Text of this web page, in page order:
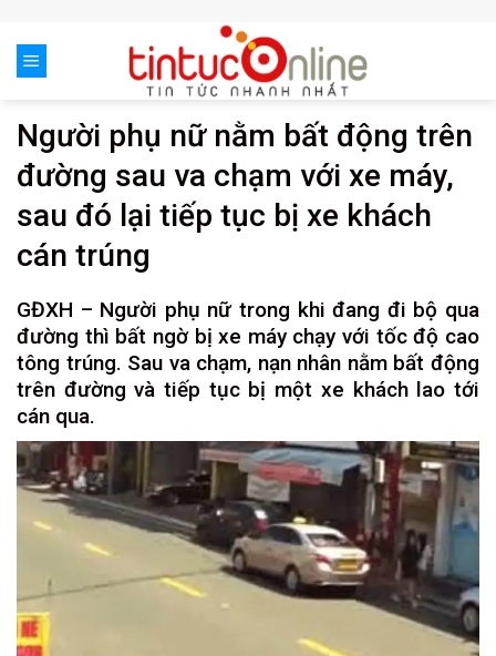
content
Người phụ nữ nằm bất động trên
đường sau va chạm với xe máy,
sau đó lại tiếp tục bị xe khách
cán trúng
GĐXH – Người phụ nữ trong khi đang đi bộ qua
đường thì bất ngờ bị xe máy chạy với tốc độ cao
tông trúng. Sau va chạm, nạn nhân nằm bất động
trên đường và tiếp tục bị một xe khách lao tới
cán qua.